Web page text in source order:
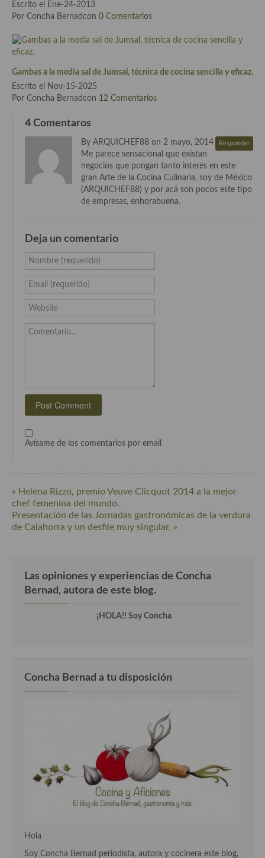
Cocina de Guatemala
Cocina de Nicaragua
Cocina Jamaicana
Cocina de Oriente Medio
Cocina israelí
Cocina Siria
Cocina Azerí (Azerbaiyán)
Cocina de Egipto
Cocina de Tunez
Cocina Japonesa
Cocina Vietnamita
Cocina camboyana
Cocina HIndú
Cocina China
Cocina de Hawái
Cocina de Madagascar
Cocina del Congo
Cocina fusión
Escrito el Ene-24-2013
Por Concha Bernadcon 0 Comentarios
Gambas a la media sal de Jumsal, técnica de cocina sencilla y eficaz.
Escrito el Nov-15-2025
Por Concha Bernadcon 12 Comentarios
4 Comentaros
By ARQUICHEF88 on 2 mayo, 2014 Responder
Me parece sensacional que existan
negocios que pongan tanto interés en este
gran Arte de la Cocina Culinaria, soy de México
(ARQUICHEF88) y por acá son pocos este tipo
de empresas, enhorabuena.
Deja un comentario
Nombre (requerido)
Email (requerido)
Website
Comentario...
Avísame de los comentarios por email
« Helena Rizzo, premio Veuve Clicquot 2014 a la mejor
chef femenina del mundo.
Presentación de las Jornadas gastronómicas de la verdura
de Calahorra y un desfile muy singular. »
Las opiniones y experiencias de Concha
Bernad, autora de este blog.
¡HOLA!! Soy Concha
Concha Bernad a tu disposición
Hola
Soy Concha Bernad periodista, autora y cocinera este blog,